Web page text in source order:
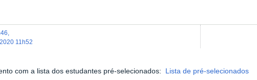
11h52
com a lista dos estudantes pré-selecionados: Lista de pré-selecionados